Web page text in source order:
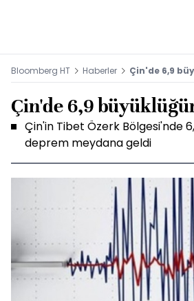
Bloomberg HT Haberler Çin'de 6,9
Çin'de 6,9
Çin'in Tibet Özerk Bölgesi'nde
deprem meydana geldi